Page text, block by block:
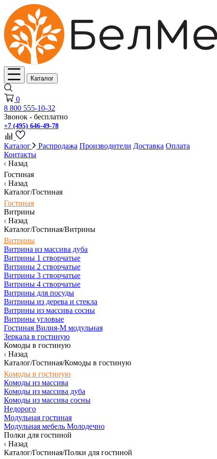
Каталог
0
8 800 555-10-32
Звонок - бесплатно
+7 (495) 646-49-78
Каталог Распродажа Производители Доставка Оплата
Контакты
Назад
Гостиная
Назад
Каталог/Гостиная
Гостиная
Витрины
Назад
Каталог/Гостиная/Витрины
Витрины
Витрина из массива дуба
Витрины 1 створчатые
Витрины 2 створчатые
Витрины 3 створчатые
Витрины 4 створчатые
Витрины для посуды
Витрины из дерева и стекла
Витрины из массива сосны
Витрины угловые
Гостиная Вилия-М модульная
Зеркала в гостиную
Комоды в гостиную
Назад
Каталог/Гостиная/Комоды в гостиную
Комоды в гостиную
Комоды из массива
Комоды из массива дуба
Комоды из массива сосны
Недорого
Модульная гостиная
Модульная мебель Молодечно
Полки для гостиной
Назад
Каталог/Гостиная/Полки для гостиной